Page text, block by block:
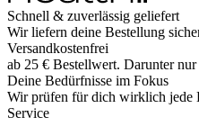
Schnell & zuverlässig geliefert
Wir liefern deine Bestellung
Versandkostenfrei
ab 25 € Bestellwert. Darunter nur
Deine Bedürfnisse im Fokus
Wir prüfen für dich wirklich jede
Service